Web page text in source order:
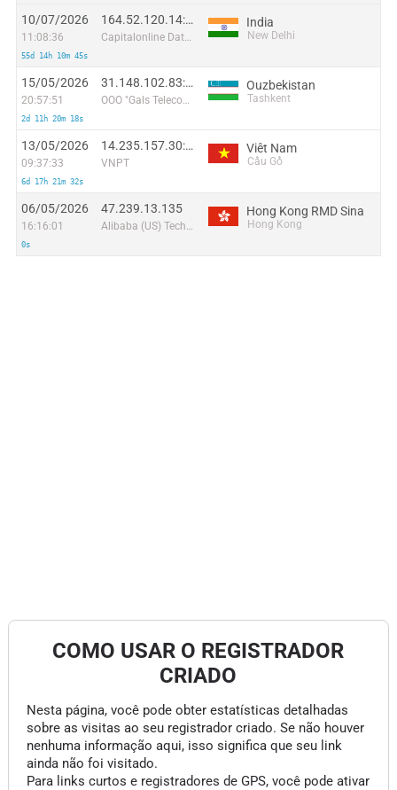
10/07/2026
11:08:36
55d 14h 10m 45s
164.52.120.14:63718
Capitalonline Data Service (HK) Co
India
New Delhi
15/05/2026
20:57:51
2d 11h 20m 18s
31.148.102.83:39770
OOO "Gals Telecom"
Ouzbekistan
Tashkent
13/05/2026
09:37:33
6d 17h 21m 32s
14.235.157.30:58562
VNPT
Viêt Nam
Cầu Gồ
06/05/2026
16:16:01
0s
47.239.13.135
Alibaba (US) Technology Co., Ltd.
Hong Kong RMD Sina
Hong Kong
COMO USAR O REGISTRADOR
CRIADO
Nesta página, você pode obter estatísticas detalhadas
sobre as visitas ao seu registrador criado. Se não houver
nenhuma informação aqui, isso significa que seu link
ainda não foi visitado.
Para links curtos e registradores de GPS, você pode ativar